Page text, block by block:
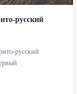
русский
русский